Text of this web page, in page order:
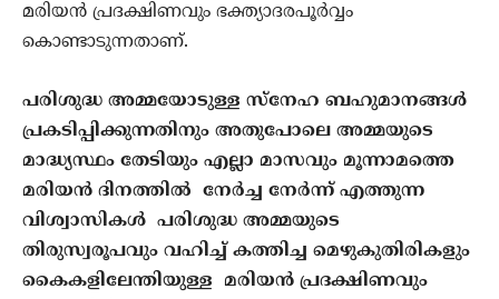
മരിയൻ പ്രദക്ഷിണവും ഭക്ത്യാദരപൂർവ്വം
കൊണ്ടാടുന്നതാണ്.
പരിശുദ്ധ അമ്മയോടുള്ള സ്‌നേഹ ബഹുമാനങ്ങള്‍
പ്രകടിപ്പിക്കുന്നതിനും അതുപോലെ അമ്മയുടെ
മാദ്ധ്യസ്ഥം തേടിയും എല്ലാ മാസവും മൂന്നാമത്തെ
മരിയന്‍ ദിനത്തില്‍ നേർച്ച നേർന്ന് എത്തുന്ന
വിശ്വാസികൾ പരിശുദ്ധ അമ്മയുടെ
തിരുസ്വരൂപവും വഹിച്ച് കത്തിച്ച മെഴുകുതിരികളും
കൈകളിലേന്തിയുള്ള മരിയൻ പ്രദക്ഷിണവും